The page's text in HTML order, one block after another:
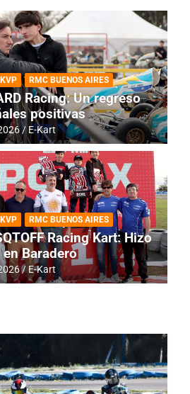
jornada
RMC BUENOS AIRES
Racing: Un regreso
positivas
E-Kart
RMC BUENOS AIRES
Racing Kart: Hizo
Baradero
E-Kart